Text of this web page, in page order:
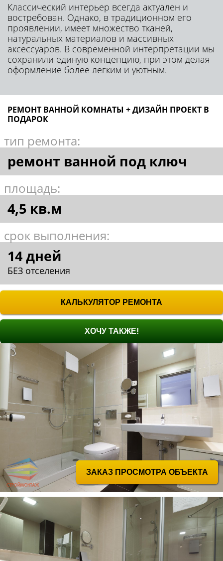
Классический интерьер всегда актуален и
востребован. Однако, в традиционном его
проявлении, имеет множество тканей,
натуральных материалов и массивных
аксессуаров. В современной интерпретации мы
сохранили единую концепцию, при этом делая
оформление более легким и уютным.
РЕМОНТ ВАННОЙ КОМНАТЫ + ДИЗАЙН ПРОЕКТ В
ПОДАРОК
тип ремонта:
ремонт ванной под ключ
площадь:
4,5 кв.м
срок выполнения:
14 дней
БЕЗ отселения
КАЛЬКУЛЯТОР РЕМОНТА
ХОЧУ ТАКЖЕ!
ЗАКАЗ ПРОСМОТРА ОБЪЕКТА